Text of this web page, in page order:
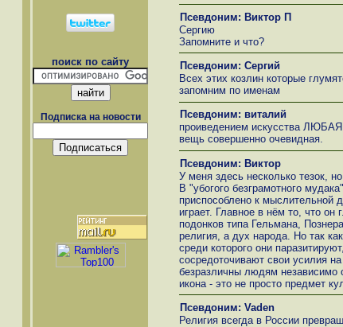
поиск по сайту
Подписка на новости
Псевдоним: Виктор П
Сергию
Запомните и что?
Псевдоним: Сергий
Всех этих козлин которые
запомним по именам
Псевдоним: виталий
проиведением искусства ЛЮБАЯ
вещь совершенно очевидная.
Псевдоним: Виктор
У меня здесь несколько тезок,
В "убогого безграмотного
приспособлено к мыслительной
играет. Главное в нём то, что он
подонков типа Гельмана,
религия, а дух народа. Но так
среди которого они
сосредоточивают свои усилия
безразличны людям независимо
икона - это не просто предмет
Псевдоним: Vaden
Религия всегда в России